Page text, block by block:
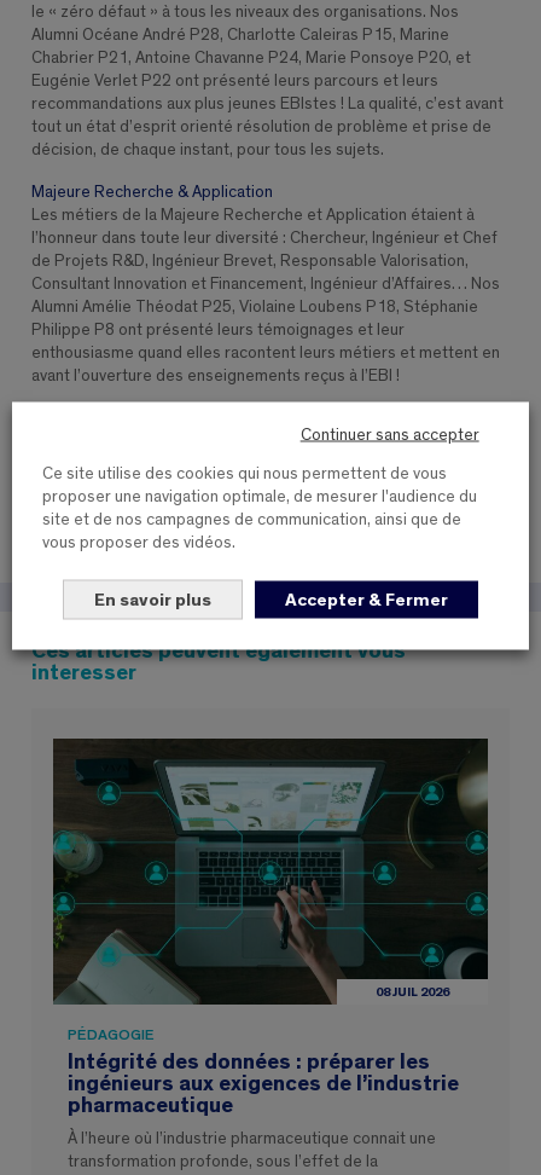
le « zéro défaut » à tous les niveaux des organisations. Nos
Alumni Océane André P28, Charlotte Caleiras P15, Marine
Chabrier P21, Antoine Chavanne P24, Marie Ponsoye P20, et
Eugénie Verlet P22 ont présenté leurs parcours et leurs
recommandations aux plus jeunes EBIstes ! La qualité, c’est avant
tout un état d’esprit orienté résolution de problème et prise de
décision, de chaque instant, pour tous les sujets.
Majeure Recherche & Application
Les métiers de la Majeure Recherche et Application étaient à
l’honneur dans toute leur diversité : Chercheur, Ingénieur et Chef
de Projets R&D, Ingénieur Brevet, Responsable Valorisation,
Consultant Innovation et Financement, Ingénieur d’Affaires… Nos
Alumni Amélie Théodat P25, Violaine Loubens P18, Stéphanie
Philippe P8 ont présenté leurs témoignages et leur
enthousiasme quand elles racontent leurs métiers et mettent en
avant l’ouverture des enseignements reçus à l’EBI !
13 DÉCEMBRE 2023
PARTAGER CET ARTICLE
Ces articles peuvent également vous
interesser
08 JUIL 2026
PÉDAGOGIE
Intégrité des données : préparer les
ingénieurs aux exigences de l’industrie
pharmaceutique
À l’heure où l’industrie pharmaceutique connait une
transformation profonde, sous l’effet de la
Continuer sans accepter
Ce site utilise des cookies qui nous permettent de vous
proposer une navigation optimale, de mesurer l'audience du
site et de nos campagnes de communication, ainsi que de
vous proposer des vidéos.
En savoir plus Accepter & Fermer